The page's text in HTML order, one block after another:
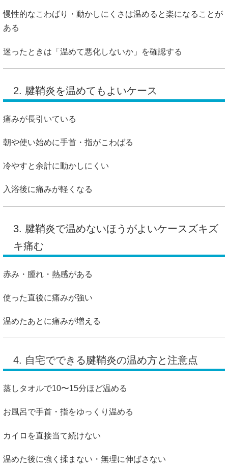
慢性的なこわばり・動かしにくさは温めると楽になることが
ある
迷ったときは「温めて悪化しないか」を確認する
2. 腱鞘炎を温めてもよいケース
痛みが長引いている
朝や使い始めに手首・指がこわばる
冷やすと余計に動かしにくい
入浴後に痛みが軽くなる
3. 腱鞘炎で温めないほうがよいケースズキズ
キ痛む
赤み・腫れ・熱感がある
使った直後に痛みが強い
温めたあとに痛みが増える
4. 自宅でできる腱鞘炎の温め方と注意点
蒸しタオルで10〜15分ほど温める
お風呂で手首・指をゆっくり温める
カイロを直接当て続けない
温めた後に強く揉まない・無理に伸ばさない